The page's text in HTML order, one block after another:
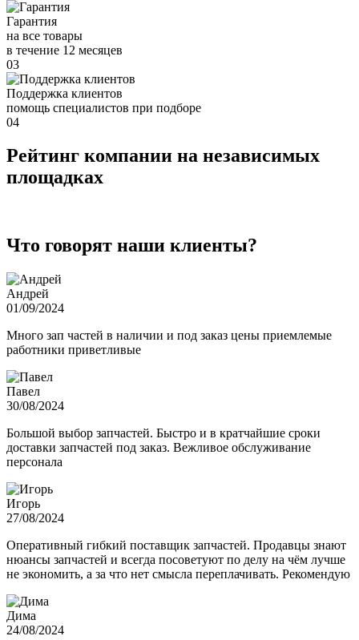
Гарантия
на все товары
в течение 12 месяцев
03
Поддержка клиентов
помощь специалистов при подборе
04
Рейтинг компании на независимых
площадках
Что говорят наши клиенты?
Андрей
01/09/2024
Много зап частей в наличии и под заказ цены приемлемые
работники приветливые
Павел
30/08/2024
Большой выбор запчастей. Быстро и в кратчайшие сроки
доставки запчастей под заказ. Вежливое обслуживание
персонала
Игорь
27/08/2024
Оперативный гибкий поставщик запчастей. Продавцы знают
нюансы запчастей и всегда посоветуют по делу на чём лучше
не экономить, а за что нет смысла переплачивать. Рекомендую
Дима
24/08/2024